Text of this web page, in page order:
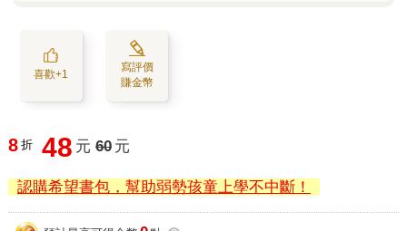
喜歡+1
寫評價
賺金幣
8 折 48 元 60 元
認購希望書包，幫助弱勢孩童上學不中斷！